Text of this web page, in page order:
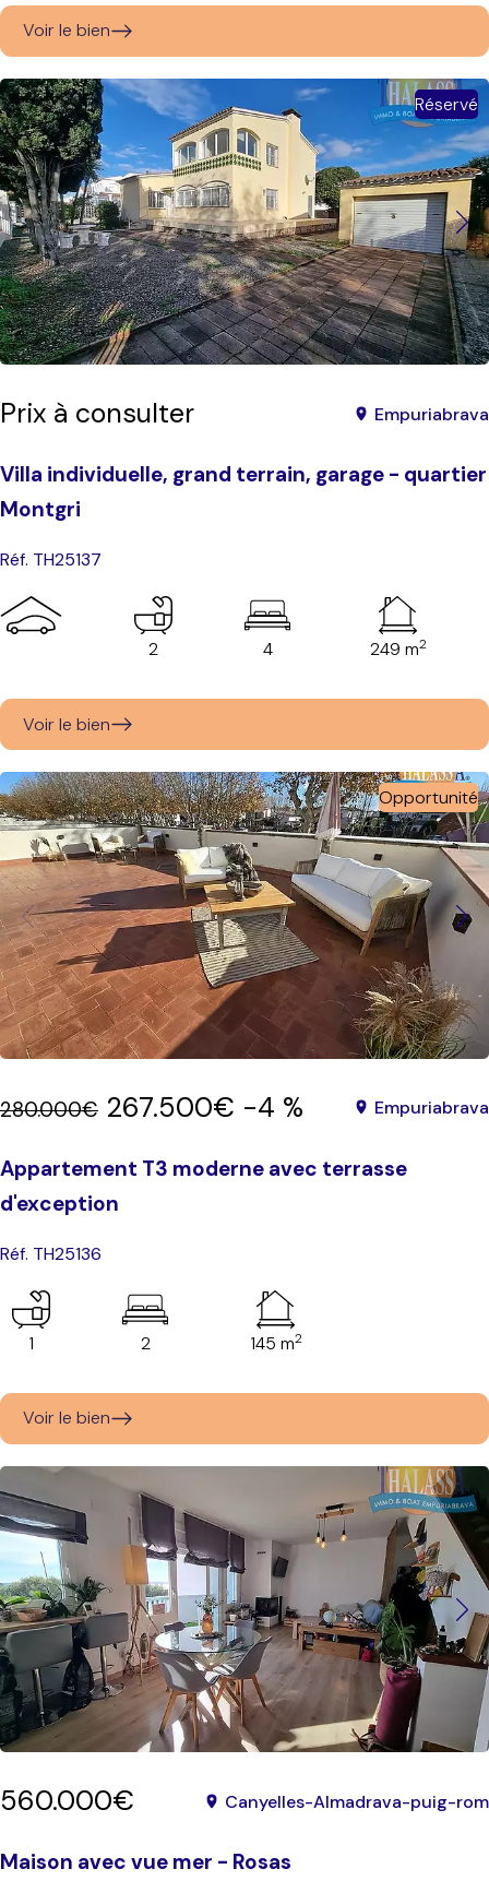
Voir le bien
Réservé
Prix à consulter Empuriabrava
Villa individuelle, grand terrain, garage - quartier
Montgri
Réf. TH25137
2 4 249 m2
Voir le bien
Opportunité
280.000€ 267.500€ -4 % Empuriabrava
Appartement T3 moderne avec terrasse
d'exception
Réf. TH25136
1 2 145 m2
Voir le bien
560.000€ Canyelles-Almadrava-puig-rom
Maison avec vue mer - Rosas